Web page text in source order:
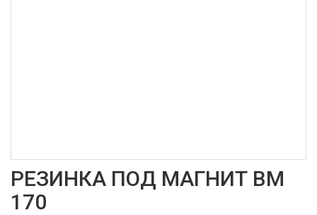
РЕЗИНКА ПОД МАГНИТ BM
170